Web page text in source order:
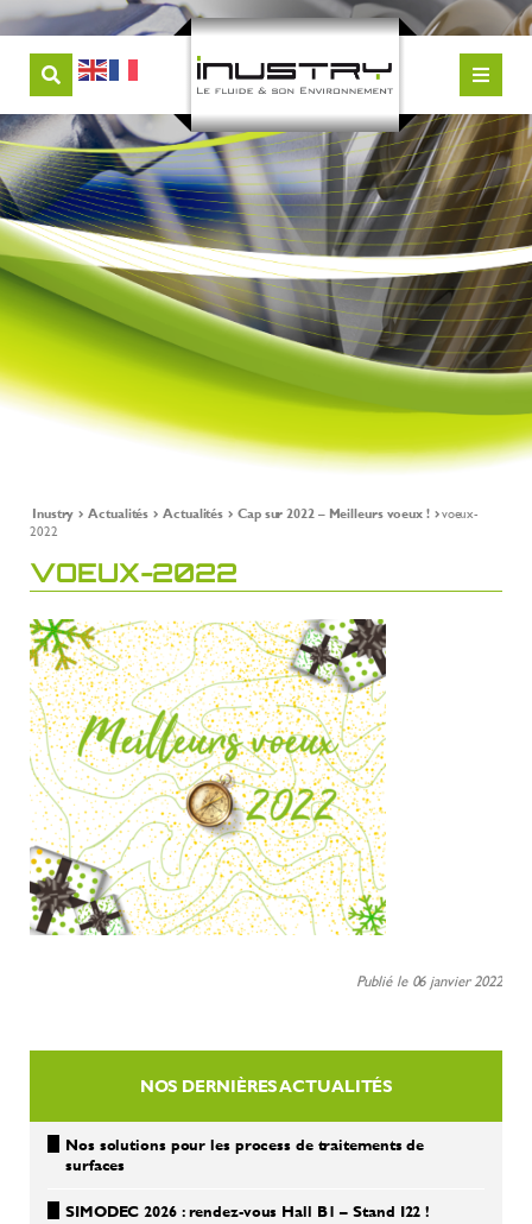
Inustry Actualités Actualités Cap sur 2022 – Meilleurs voeux !
voeux-
2022
VOEUX-2022
Publié le 06 janvier 2022
NOS DERNIÈRES ACTUALITÉS
Nos solutions pour les process de traitements de
surfaces
SIMODEC 2026 : rendez-vous Hall B1 – Stand I22 !